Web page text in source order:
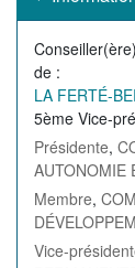
de
LA FERTÉ-
5ème Vice-
Présidente,
AUTONOMIE
Membre,
Vice-